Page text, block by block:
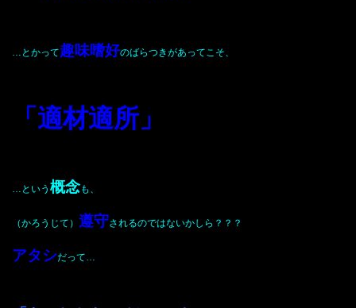
…とかって趣味嗜好のばらつきがあってこそ、
「適材適所」
…という 概念も、
（かろうじて） 遵守されるのではないかしら？？？
アタシだって…